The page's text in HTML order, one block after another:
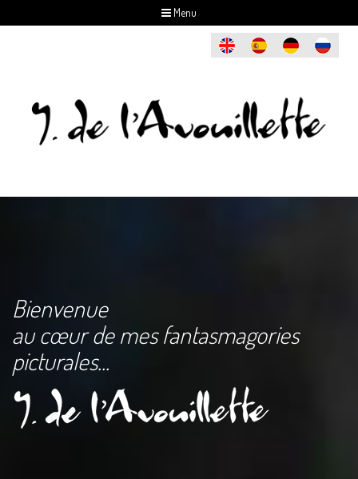
Menu
Bienvenue
au cœur de mes fantasmagories
picturales...